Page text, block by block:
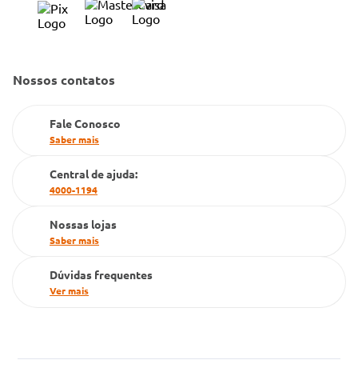
Código de Conduta
Política de Reembolso
Dúvidas Frequentes
Condeclin
Cartão Grupo Conde
Televendas
Nossos contatos
Fale Conosco
Saber mais
Central de ajuda:
4000-1194
Nossas lojas
Saber mais
Dúvidas frequentes
Ver mais